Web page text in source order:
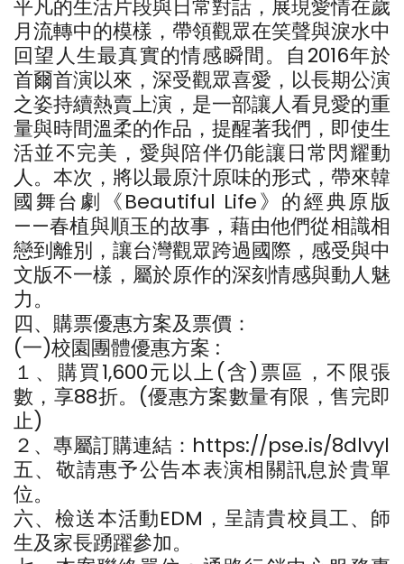
平凡的生活片段與日常對話，展現愛情在歲
月流轉中的模樣，帶領觀眾在笑聲與淚水中
回望人生最真實的情感瞬間。自2016年於
首爾首演以來，深受觀眾喜愛，以長期公演
之姿持續熱賣上演，是一部讓人看見愛的重
量與時間溫柔的作品，提醒著我們，即使生
活並不完美，愛與陪伴仍能讓日常閃耀動
人。本次，將以最原汁原味的形式，帶來韓
國舞台劇《Beautiful Life》的經典原版
——春植與順玉的故事，藉由他們從相識相
戀到離別，讓台灣觀眾跨過國際，感受與中
文版不一樣，屬於原作的深刻情感與動人魅
力。
四、購票優惠方案及票價：
(一)校園團體優惠方案 :
１、購買1,600元以上(含)票區，不限張
數，享88折。(優惠方案數量有限，售完即
止)
２、專屬訂購連結：https://pse.is/8dlvyl
五、敬請惠予公告本表演相關訊息於貴單
位。
六、檢送本活動EDM，呈請貴校員工、師
生及家長踴躍參加。